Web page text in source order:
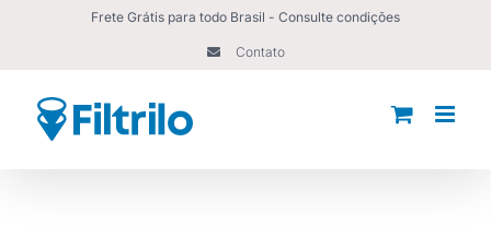
conteúdo
Frete Grátis para todo Brasil - Consulte condições
Contato